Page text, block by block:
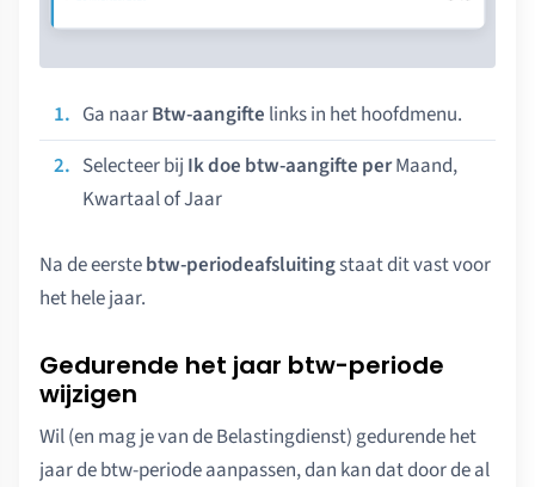
Ga naarBtw-aangifte links in het hoofdmenu.
Selecteer bij Ik doe btw-aangifte perMaand,
Kwartaal of Jaar
Na de eerstebtw-periodeafsluitingstaat dit vast voor
het hele jaar.
Gedurende het jaar btw-periode
wijzigen
Wil (en mag je van de Belastingdienst) gedurende het
jaar de btw-periode aanpassen, dan kan dat door de al